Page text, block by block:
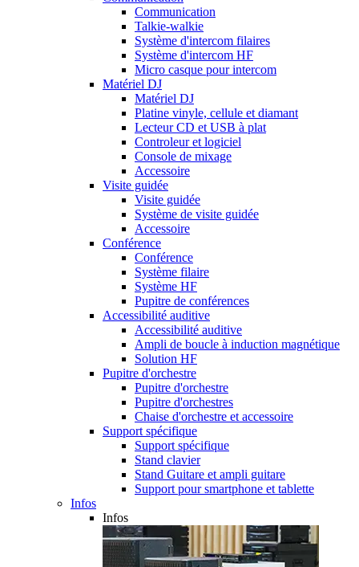
Communication
Talkie-walkie
Système d'intercom filaires
Système d'intercom HF
Micro casque pour intercom
Matériel DJ
Matériel DJ
Platine vinyle, cellule et diamant
Lecteur CD et USB à plat
Controleur et logiciel
Console de mixage
Accessoire
Visite guidée
Visite guidée
Système de visite guidée
Accessoire
Conférence
Conférence
Système filaire
Système HF
Pupitre de conférences
Accessibilité auditive
Accessibilité auditive
Ampli de boucle à induction magnétique
Solution HF
Pupitre d'orchestre
Pupitre d'orchestre
Pupitre d'orchestres
Chaise d'orchestre et accessoire
Support spécifique
Support spécifique
Stand clavier
Stand Guitare et ampli guitare
Support pour smartphone et tablette
Infos
Infos